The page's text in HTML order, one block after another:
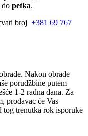
do petka.
broj +381 69 767
Nakon obrade
porudžbine putem
1-2 radna dana. Za
prodavac će Vas
tog trenutka rok isporuke